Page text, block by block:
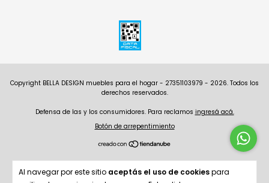
Al navegar por este sitio aceptás el uso de cookiespara
Copyright BELLA DESIGN muebles para el hogar - 27351103979 - 2026. Todos los
derechos reservados.
Defensa de las y los consumidores. Para reclamos ingresá acá.
Botón de arrepentimiento